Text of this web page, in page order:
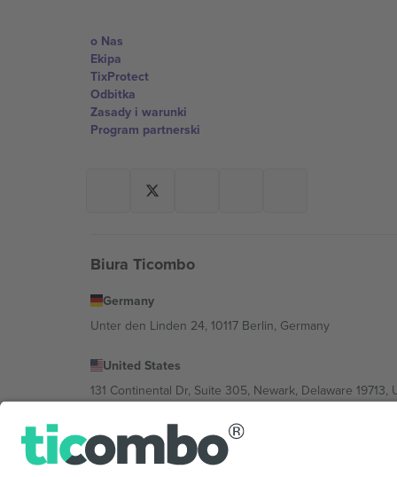
o Nas
Ekipa
TixProtect
Odbitka
Zasady i warunki
Program partnerski
Biura Ticombo
Germany
Unter den Linden 24, 10117 Berlin, Germany
United States
131 Continental Dr, Suite 305, Newark, Delaware 19713,
Bulgaria
Regus Sofia City West, bul Totleben 53-55, 1606 Sofia,